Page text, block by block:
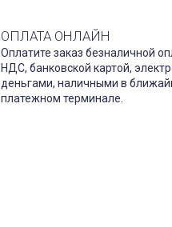
ОПЛАТА ОНЛАЙН
Оплатите заказ безналичной
НДС, банковской картой,
деньгами, наличными в
платежном терминале.